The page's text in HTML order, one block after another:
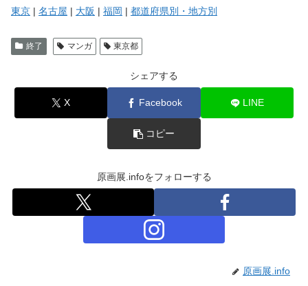
東京 | 名古屋 | 大阪 | 福岡 | 都道府県別・地方別
終了 マンガ 東京都
シェアする
X Facebook LINE
コピー
原画展.infoをフォローする
原画展.info